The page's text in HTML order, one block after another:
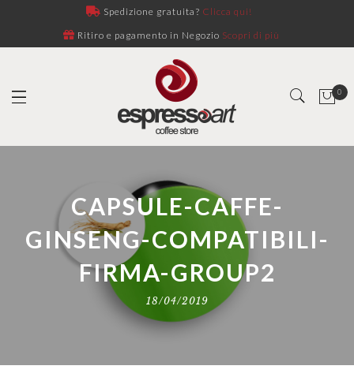
Spedizione gratuita? Clicca qui!
Ritiro e pagamento in Negozio Scopri di più
0
CAPSULE-CAFFE-
GINSENG-COMPATIBILI-
FIRMA-GROUP2
18/04/2019